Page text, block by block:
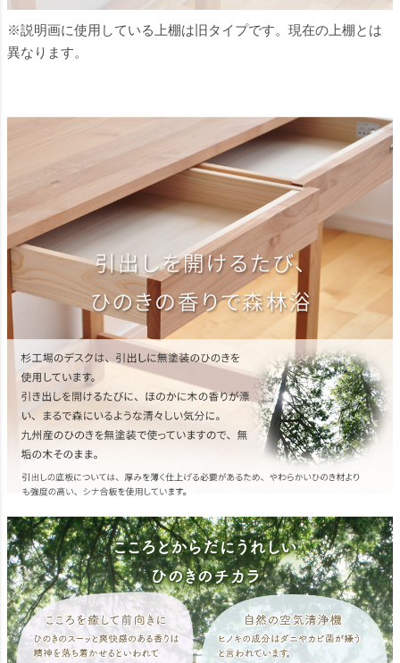
※説明画に使用している上棚は旧タイプです。現在の上棚とは
異なります。